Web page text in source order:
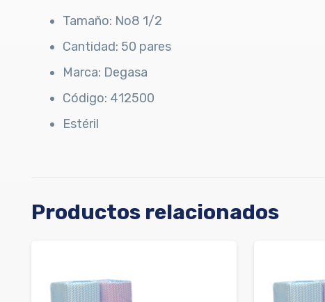
Tamaño: No8 1/2
Cantidad: 50 pares
Marca: Degasa
Código: 412500
Estéril
Productos relacionados